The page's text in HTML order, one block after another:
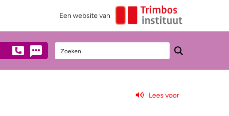
Een website van
Lees voor